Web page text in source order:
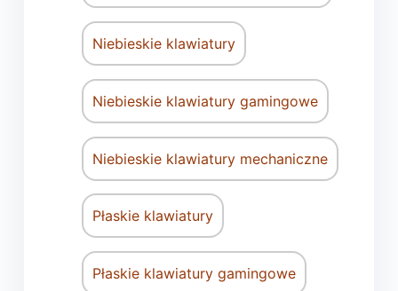
Niebieskie klawiatury
Niebieskie klawiatury gamingowe
Niebieskie klawiatury mechaniczne
Płaskie klawiatury
Płaskie klawiatury gamingowe